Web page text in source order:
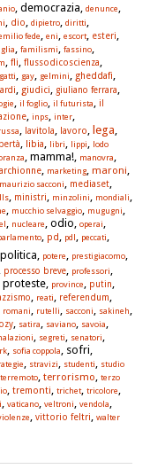
, democrazia, denunce,
, dio, dipietro, diritti,
fede, eni, escort, esteri,
, familismi, fassino,
, fli, flussodicoscienza,
gatti, gay, gelmini, gheddafi,
, giudici, giuliano ferrara,
, il foglio, il futurista, il
, inps, inter,
, lavitola, lavoro, lega,
, libia, libri, lippi, lodo
, mamma!, manovra,
, marketing, maroni,
maurizio sacconi, mediaset,
, ministri, minzolini, mondiali,
, mucchio selvaggio, mugugni,
, nucleare, odio, operai,
, pd, pdl, peccati,
potere, prestigiacomo,
, processo breve, professori,
proteste, province, putin,
, reati, referendum,
romani, rutelli, sacconi, sakineh,
, satira, saviano, savoia,
, segreti, senatori,
, sofia coppola, sofri,
, stravizi, studenti, studio
terremoto, terrorismo, terzo
, tremonti, trichet, tricolore,
, vaticano, veltroni, vendola,
, vittorio feltri, walter